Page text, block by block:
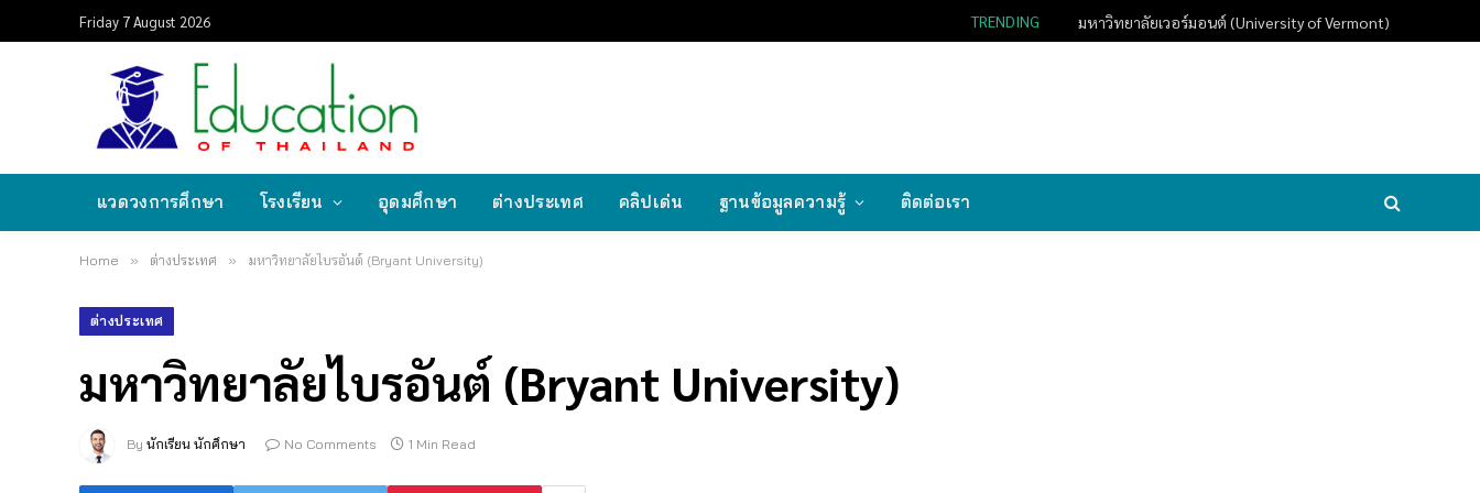
Friday 7 August 2026 TRENDING มหาวิทยาลัยเวอร์มอนต์ (University of Vermont)
แวดวงการศึกษา โรงเรียน อุดมศึกษา ต่างประเทศ คลิปเด่น ฐานข้อมูลความรู้ ติดต่อเรา
Home » ต่างประเทศ » มหาวิทยาลัยไบรอันต์ (Bryant University)
ต่างประเทศ
มหาวิทยาลัยไบรอันต์ (Bryant University)
By นักเรียน นักศึกษา No Comments 1 Min Read